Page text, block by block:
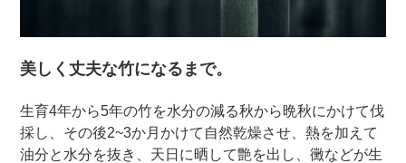
美しく丈夫な竹になるまで。
生育4年から5年の竹を水分の減る秋から晩秋にかけて伐
採し、その後2~3か月かけて自然乾燥させ、熱を加えて
油分と水分を抜き、天日に晒して艶を出し、黴などが生